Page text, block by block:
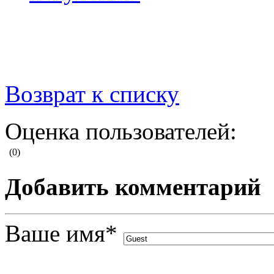
Возврат к списку
Оценка пользователей:
(0)
Добавить комментарий
Ваше имя*